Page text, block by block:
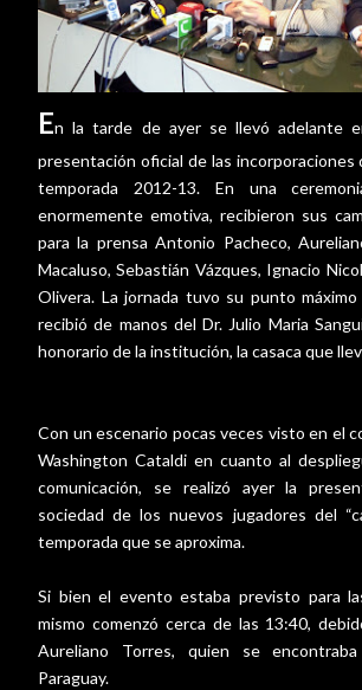
En la tarde de ayer se llevó adelante
presentación oficial de las incorporaciones
temporada 2012-13. En una
enormemente emotiva, recibieron sus
para la prensa Antonio Pacheco,
Macaluso, Sebastián Vázques, Ignacio
Olivera. La jornada tuvo su punto máximo
recibió de manos del Dr. Julio Maria
honorario de la institución, la casaca que
Con un escenario pocas veces visto en el
Washington Cataldi en cuanto al
comunicación, se realizó ayer la
sociedad de los nuevos jugadores del
temporada que se aproxima.
Si bien el evento estaba previsto para
mismo comenzó cerca de las 13:40,
Aureliano Torres, quien se
Paraguay.